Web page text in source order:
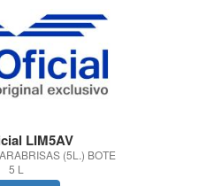
LIM5AV
(5L.) BOTE
5 L